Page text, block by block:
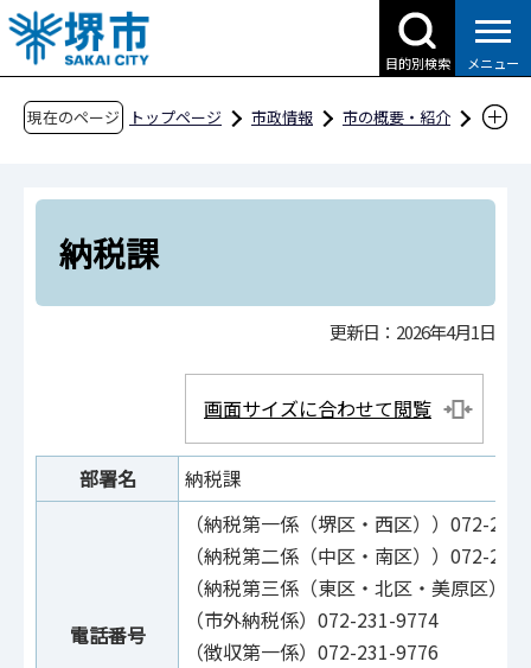
こ
の
ペ
目的別検索 メニュー
現在のページ トップページ 市政情報
市の概要・紹介
市税事務所
納税課
納税課
更新日：2026年4月1日
画面サイズに合わせて閲覧
部署名 納税課
電話番号
（納税第一係（堺区・西区））072-
（納税第二係（中区・南区））072-
（納税第三係（東区・北区・美原区）
（市外納税係）072-231-9774
（徴収第一係）072-231-9776